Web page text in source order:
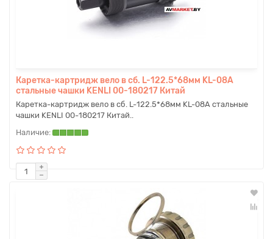
Каретка-картридж вело в сб. L-122.5*68мм KL-08A
стальные чашки KENLI 00-180217 Китай
Каретка-картридж вело в сб. L-122.5*68мм KL-08A стальные
чашки KENLI 00-180217 Китай..